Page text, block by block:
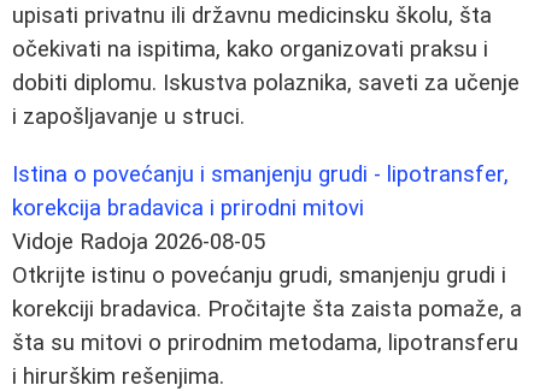
upisati privatnu ili državnu medicinsku školu, šta
očekivati na ispitima, kako organizovati praksu i
dobiti diplomu. Iskustva polaznika, saveti za učenje
i zapošljavanje u struci.
Istina o povećanju i smanjenju grudi - lipotransfer,
korekcija bradavica i prirodni mitovi
Vidoje Radoja 2026-08-05
Otkrijte istinu o povećanju grudi, smanjenju grudi i
korekciji bradavica. Pročitajte šta zaista pomaže, a
šta su mitovi o prirodnim metodama, lipotransferu
i hirurškim rešenjima.